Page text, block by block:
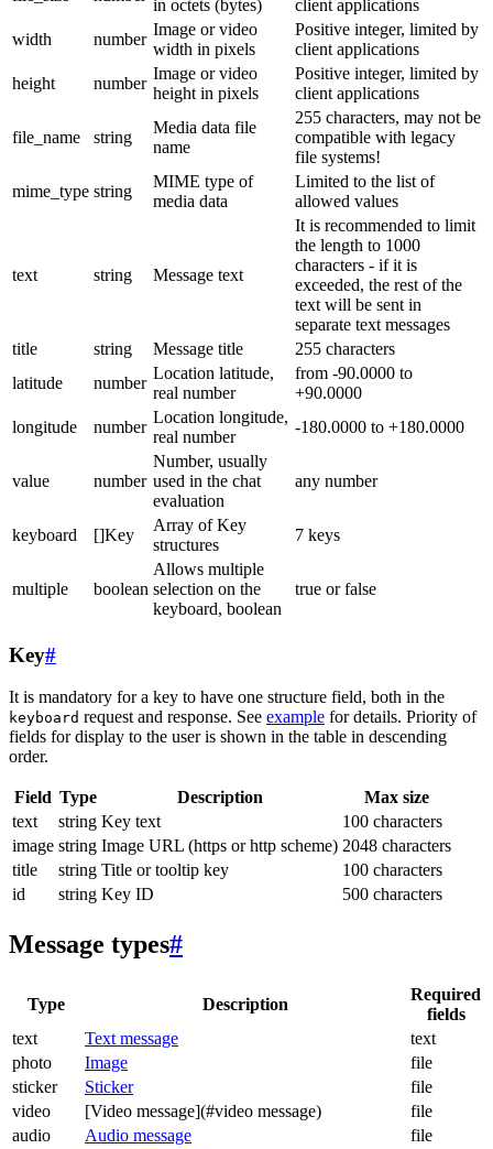
in octets (bytes)
client applications
width
number
Image or video
width in pixels
Positive integer, limited by
client applications
height
number
Image or video
height in pixels
Positive integer, limited by
client applications
file_name string
Media data file
name
255 characters, may not be
compatible with legacy
file systems!
mime_type string
MIME type of
media data
Limited to the list of
allowed values
text string Message text
It is recommended to limit
the length to 1000
characters - if it is
exceeded, the rest of the
text will be sent in
separate text messages
title
string Message title
255 characters
latitude
number
Location latitude,
real number
from -90.0000 to
+90.0000
longitude
number
Location longitude,
real number
-180.0000 to +180.0000
value number
Number, usually
used in the chat
evaluation
any number
keyboard []Key
Array of Key
structures
7 keys
multiple boolean
Allows multiple
selection on the
keyboard, boolean
true or false
Key#
It is mandatory for a key to have one structure field, both in the
keyboard request and response. See example for details. Priority of
fields for display to the user is shown in the table in descending
order.
Field Type Description
Max size
text
string Key text
100 characters
image string Image URL (https or http scheme) 2048 characters
title
string Title or tooltip key
100 characters
id
string Key ID 500 characters
Message types#
Type Description
Required
fields
text
Text message
text
photo
Image
file
sticker
Sticker
file
video
[Video message](#video message)
file
audio
Audio message file